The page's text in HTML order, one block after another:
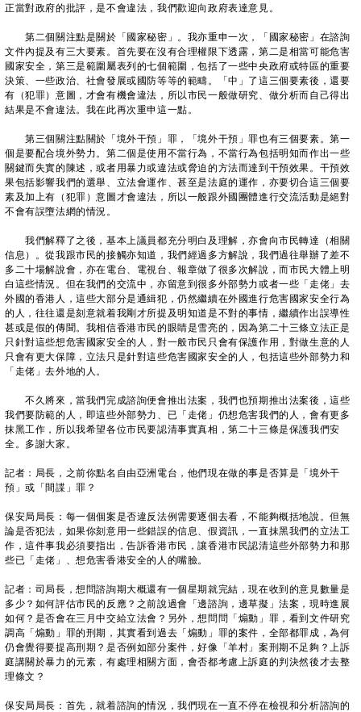
正當對政府的批評，是不會違法，我們歡迎向政府表達意見。
第二個關注點是關於「國家秘密」。我亦重申一次，「國家秘密」在諮詢
文件內提及有三大要素。首先要在沒有合理權限下透露，第二是相當可能危害
國家安全，第三是範圍屬表列的七個範圍，包括了一些中央政府或特區的重要
決策、一些政治、社會發展或國防等等的範疇。「中」了這三個要素後，還要
有（犯罪）意圖，才會有機會違法，所以市民一般做研究、做分析而自己得出
結果是不會違法。我在此再次重申這一點。
第三個關注點關於「境外干預」罪，「境外干預」罪也有三個要素。第一
個是要配合境外勢力。第二個是使用不當行為，不當行為包括明知而作出一些
關鍵而失實的陳述，或者用暴力或違法或脅迫的方法而達到干預效果。干預效
果包括影響我們的選舉、立法會運作、甚至是法庭的運作，亦要切合這三個要
素及加上有（犯罪）意圖才會違法，所以一般跟外國團體進行交流活動是絕對
不會有誤墮法網的情況。
我們解釋了之後，基本上議員都充分明白及理解，亦會向市民轉達（相關
信息）。從我跟市民的接觸亦知道，我們經過多方解說，我們過往舉辦了差不
多二十場解說會，亦在電台、電視台、報章做了很多次解說，而市民大體上明
白這些情況。但在我們的交流中，亦留意到很多外部勢力或者一些「走佬」去
外國的香港人，這些大部分是通緝犯，仍然繼續在外國進行危害國家安全行為
的人，往往還是刻意就着我剛才所提及明知道是不對的事情，繼續作出誤導性
甚或是假的傳聞。我相信香港市民的眼睛是雪亮的，因為第二十三條立法正是
只針對這些想危害國家安全的人，對一般市民只會有保護作用，對做生意的人
只會有更大保障，立法只是針對這些危害國家安全的人，包括這些外部勢力和
「走佬」去外地的人。
不久將來，當我們完成諮詢便會推出法案，我們也預期推出法案後，這些
我們要防範的人，即這些外部勢力、已「走佬」仍想危害我們的人，會有更多
抹黑工作，所以我希望各位市民要認清事實真相，第二十三條是保護我們安
全。多謝大家。
記者：局長，之前你點名自由亞洲電台，他們現在做的事是否算是「境外干
預」或「間諜」罪？
保安局局長：每一個個案是否違反法例需要逐個去看，不能夠概括地說。但無
論是否犯法，如果你刻意用一些錯誤的信息、假資訊，一直抹黑我們的立法工
作，這件事我必須要指出，告訴香港市民，讓香港市民認清這些外部勢力和那
些已「走佬」、想危害香港安全的人的嘴臉。
記者：司局長，想問諮詢期大概還有一個星期就完結，現在收到的意見數量是
多少？如何評估市民的反應？之前說過會「邊諮詢，邊草擬」法案，現時進展
如何？是否會在三月中交給立法會？另外，想問問「煽動」罪，看到文件研究
調高「煽動」罪的刑期，其實看到過去「煽動」罪的案件，全部都罪成，為何
仍會覺得要提高刑期？是否例如部分案件，好像「羊村」案刑期不足夠？上訴
庭講關於暴力的元素，有處理相關方面，會否都考慮上訴庭的判決然後才去整
理條文？
保安局局長：首先，就着諮詢的情況，我們現在一直不停在檢視和分析諮詢的